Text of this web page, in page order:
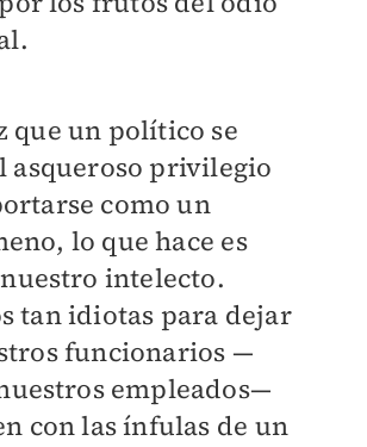
que un político se
asqueroso privilegio
como un
lo que hace es
intelecto.
tan idiotas para dejar
funcionarios —
empleados—
con las ínfulas de un